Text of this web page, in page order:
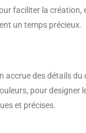
faciliter la création,
un temps précieux.
des détails
pour designer
et précises.